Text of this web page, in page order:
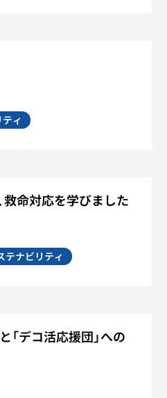
ィ
救命対応を学びました
テナビリティ
「デコ活応援団」への